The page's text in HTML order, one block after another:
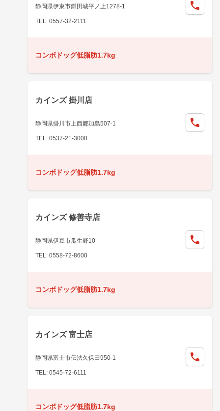
静岡県伊東市鎌田城平ノ上1278-1
TEL: 0557-32-2111
コンボドッグ低脂肪1.7kg
カインズ 掛川店
静岡県掛川市上西郷加島507-1
TEL: 0537-21-3000
コンボドッグ低脂肪1.7kg
カインズ 修善寺店
静岡県伊豆市瓜生野10
TEL: 0558-72-8600
コンボドッグ低脂肪1.7kg
カインズ 富士店
静岡県富士市伝法久保田950-1
TEL: 0545-72-6111
コンボドッグ低脂肪1.7kg